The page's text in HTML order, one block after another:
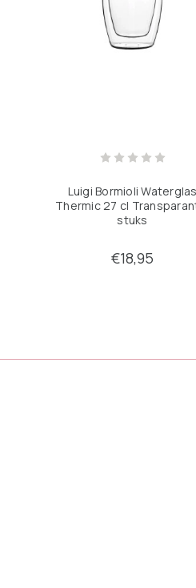
Luigi Bormioli Waterglas
Thermic 27 cl
stuks
€18,95